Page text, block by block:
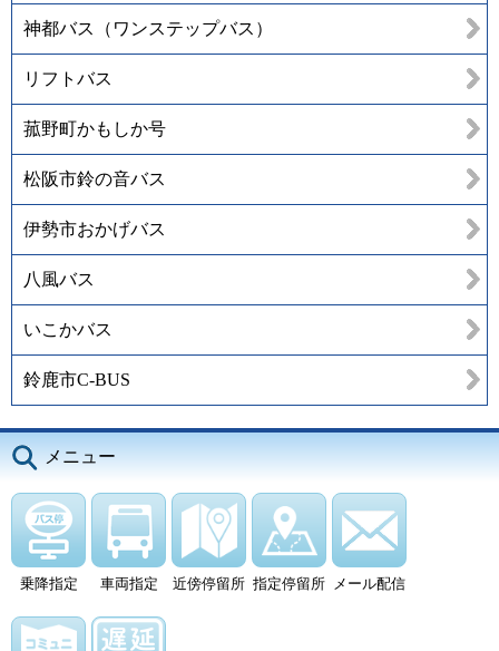
神都バス（ワンステップバス）
リフトバス
菰野町かもしか号
松阪市鈴の音バス
伊勢市おかげバス
八風バス
いこかバス
鈴鹿市C-BUS
メニュー
乗降指定 車両指定 近傍停留所 指定停留所 メール配信